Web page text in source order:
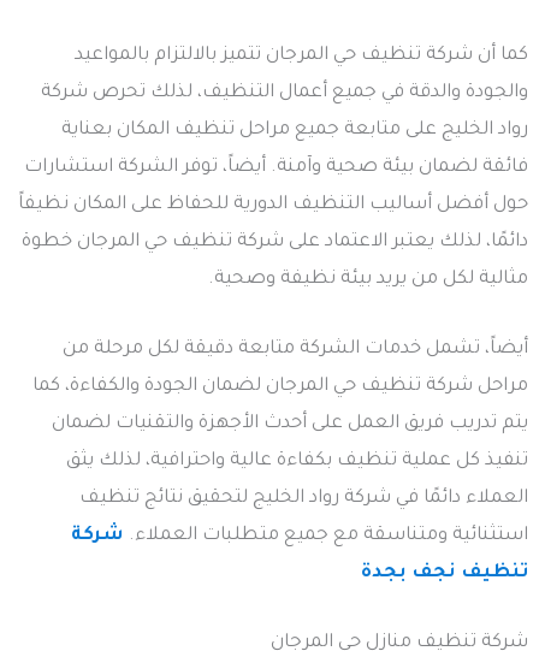
كما أن شركة تنظيف حي المرجان تتميز بالالتزام بالمواعيد
والجودة والدقة في جميع أعمال التنظيف، لذلك تحرص شركة
رواد الخليج على متابعة جميع مراحل تنظيف المكان بعناية
فائقة لضمان بيئة صحية وآمنة. أيضاً، توفر الشركة استشارات
حول أفضل أساليب التنظيف الدورية للحفاظ على المكان نظيفاً
دائمًا، لذلك يعتبر الاعتماد على شركة تنظيف حي المرجان خطوة
مثالية لكل من يريد بيئة نظيفة وصحية.
أيضاً، تشمل خدمات الشركة متابعة دقيقة لكل مرحلة من
مراحل شركة تنظيف حي المرجان لضمان الجودة والكفاءة، كما
يتم تدريب فريق العمل على أحدث الأجهزة والتقنيات لضمان
تنفيذ كل عملية تنظيف بكفاءة عالية واحترافية، لذلك يثق
العملاء دائمًا في شركة رواد الخليج لتحقيق نتائج تنظيف
استثنائية ومتناسقة مع جميع متطلبات العملاء. شركة
تنظيف نجف بجدة
شركة تنظيف منازل حي المرجان